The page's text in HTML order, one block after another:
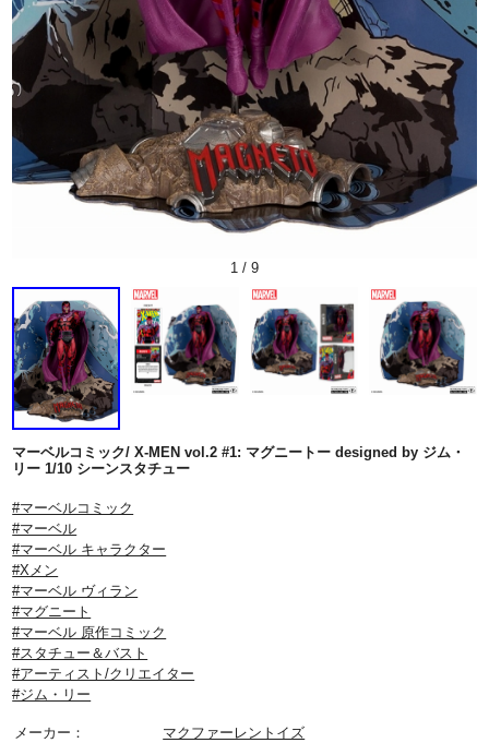
1 / 9
マーベルコミック/ X-MEN vol.2 #1: マグニートー designed by ジム・
リー 1/10 シーンスタチュー
#マーベルコミック
#マーベル
#マーベル キャラクター
#Xメン
#マーベル ヴィラン
#マグニート
#マーベル 原作コミック
#スタチュー＆バスト
#アーティスト/クリエイター
#ジム・リー
メーカー：
マクファーレントイズ